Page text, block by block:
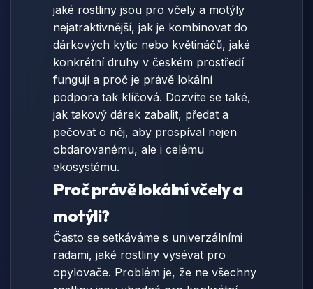
jaké rostliny jsou pro včely a motýly
nejatraktivnější, jak je kombinovat do
dárkových kytic nebo květináčů, jaké
konkrétní druhy v českém prostředí
fungují a proč je právě lokální
podpora tak klíčová. Dozvíte se také,
jak takový dárek zabalit, předat a
pečovat o něj, aby prospíval nejen
obdarovanému, ale i celému
ekosystému.
Proč právě lokální včely a
motýli?
Často se setkáváme s univerzálními
radami, jaké rostliny vysévat pro
opylovače. Problém je, že ne všechny